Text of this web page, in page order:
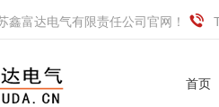
鑫富达电气有限责任公司官网！
首页